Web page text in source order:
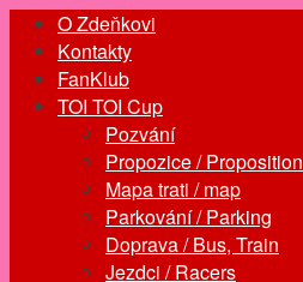
O Zdeňkovi
Kontakty
FanKlub
TOI TOI Cup
Pozvání
Propozice / Proposition
Mapa trati / map
Parkování / Parking
Doprava / Bus, Train
Jezdci / Racers